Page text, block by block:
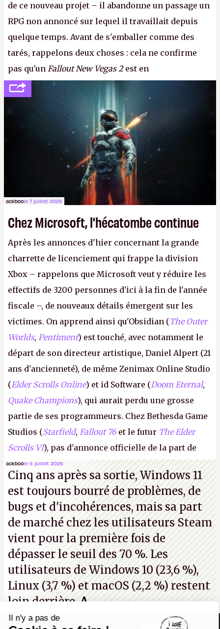
de ce nouveau projet – il abandonne un passage un
RPG non annoncé sur lequel il travaillait depuis
quelque temps. Avant de s'emballer comme des
tarés, rappelons deux choses : cela ne confirme
pas qu'un Fallout New Vegas 2est en
développement (pour ce que l'on sait, ils bossent
peut-être sur
Fallout Football ou
Fallout vs. Les
Lapins Crétins) et l'Obsidian d'aujourd'hui n'est plus
le même studio qu'il y a 15 ans. Mais bon, OK, on
peut commencer à fantasmer.A.
ackboole 7 juillet 2026
Chez Microsoft, l'hécatombe continue
Après les annonces d'hier concernant la grande
charrette de licenciement qui frappe la division
Xbox – rappelons que Microsoft veut y réduire les
effectifs de 3200 personnes d'ici à la fin de l'année
fiscale –, de nouveaux détails émergent sur les
victimes. On apprend ainsi qu'Obsidian (The Outer
Worlds, Pentiment) est touché, avec notamment le
départ de son directeur artistique, Daniel Alpert (21
ans d'ancienneté), de même Zenimax Online Studio
(Elder Scrolls Online) et id Software (Doom Eternal,
Quake Champions), qui aurait perdu une grosse
partie de ses programmeurs. Chez Bethesda Game
Studios (Starfield, Fallout 76 et le futur The Elder
Scrolls VI), pas d'annonce officielle de la part de
Microsoft, mais le syndicat des employés confirme
de nombreux licenciements.A.
ackboole 6 juillet 2026
Cinq ans après sa sortie, Windows 11
est toujours bourré de problèmes, de
bugs et d'incohérences, mais sa part
de marché chez les utilisateurs Steam
vient pour la première fois de
dépasser le seuil des 70 %. Les
utilisateurs de Windows 10 (23,6 %),
Linux (3,7 %) et macOS (2,2 %) restent
loin derrière.A.
Canard PC
Il n'y a pas de